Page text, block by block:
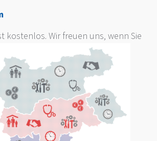
kostenlos. Wir freuen uns, wenn Sie